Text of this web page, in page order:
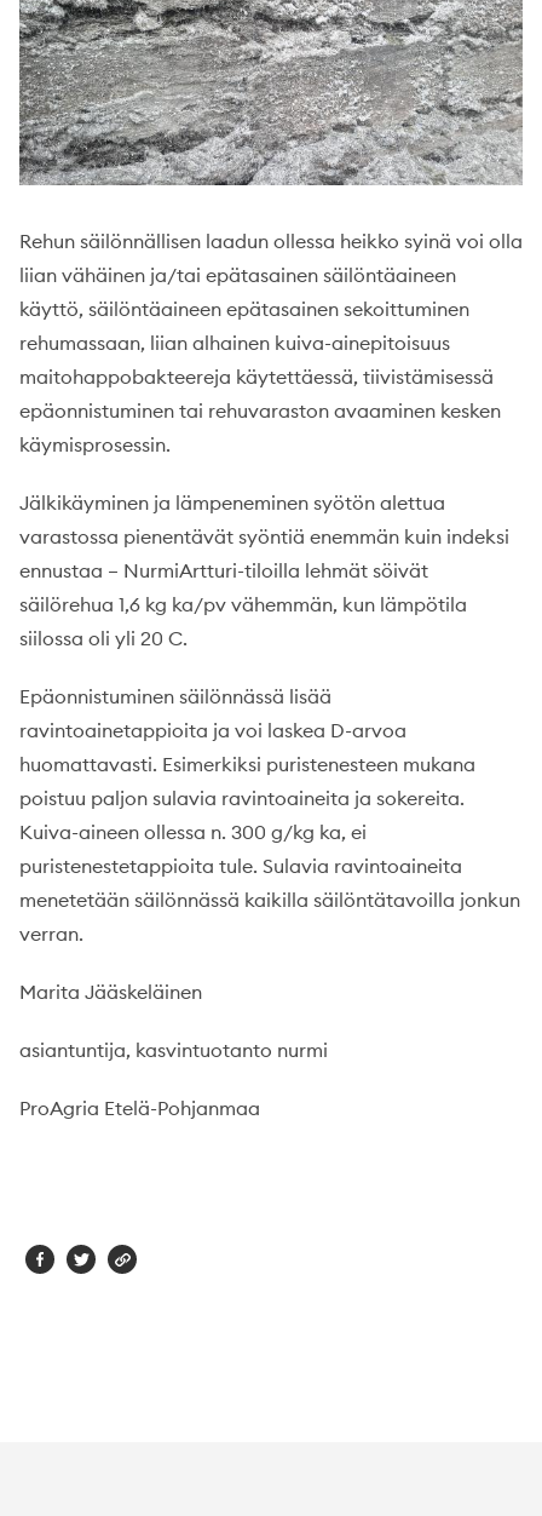
Rehun säilönnällisen laadun ollessa heikko syinä voi olla
liian vähäinen ja/tai epätasainen säilöntäaineen
käyttö, säilöntäaineen epätasainen sekoittuminen
rehumassaan, liian alhainen kuiva-ainepitoisuus
maitohappobakteereja käytettäessä, tiivistämisessä
epäonnistuminen tai rehuvaraston avaaminen kesken
käymisprosessin.
Jälkikäyminen ja lämpeneminen syötön alettua
varastossa pienentävät syöntiä enemmän kuin indeksi
ennustaa – NurmiArtturi-tiloilla lehmät söivät
säilörehua 1,6 kg ka/pv vähemmän, kun lämpötila
siilossa oli yli 20 C.
Epäonnistuminen säilönnässä lisää
ravintoainetappioita ja voi laskea D-arvoa
huomattavasti. Esimerkiksi puristenesteen mukana
poistuu paljon sulavia ravintoaineita ja sokereita.
Kuiva-aineen ollessa n. 300 g/kg ka, ei
puristenestetappioita tule. Sulavia ravintoaineita
menetetään säilönnässä kaikilla säilöntätavoilla jonkun
verran.
Marita Jääskeläinen
asiantuntija, kasvintuotanto nurmi
ProAgria Etelä-Pohjanmaa